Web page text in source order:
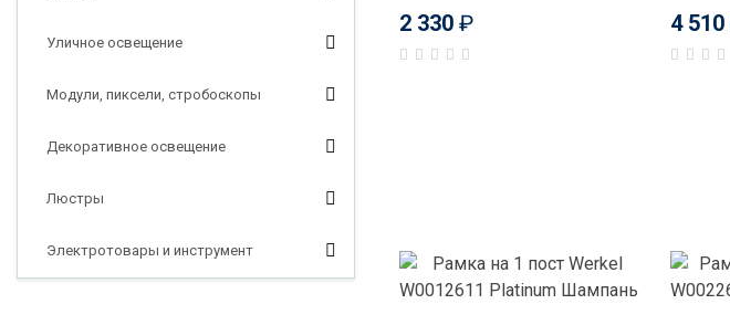
Уличное освещение
Модули, пиксели, стробоскопы
Декоративное освещение
Люстры
Электротовары и инструмент
2 330 ₽ 4 510